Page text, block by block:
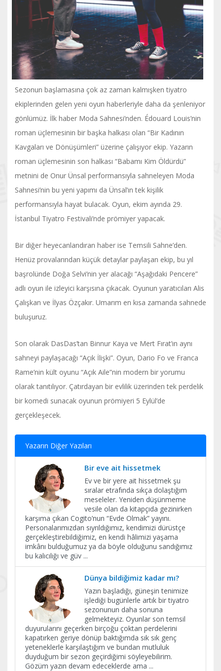
Sezonun başlamasına çok az zaman kalmışken tiyatro
ekiplerinden gelen yeni oyun haberleriyle daha da şenleniyor
gönlümüz. İlk haber Moda Sahnesi’nden. Édouard Louis’nin
roman üçlemesinin bir başka halkası olan “Bir Kadının
Kavgaları ve Dönüşümleri” üzerine çalışıyor ekip. Yazarın
roman üçlemesinin son halkası “Babamı Kim Öldürdü”
metnini de Onur Ünsal performansıyla sahneleyen Moda
Sahnesi’nin bu yeni yapımı da Ünsal’ın tek kişilik
performansıyla hayat bulacak. Oyun, ekim ayında 29.
İstanbul Tiyatro Festivali’nde prömiyer yapacak.
Bir diğer heyecanlandıran haber ise Temsili Sahne’den.
Henüz provalarından küçük detaylar paylaşan ekip, bu yıl
başrolünde Doğa Selvi’nin yer alacağı “Aşağıdaki Pencere”
adlı oyun ile izleyici karşısına çıkacak. Oyunun yaratıcıları Alis
Çalışkan ve İlyas Özçakır. Umarım en kısa zamanda sahnede
buluşuruz.
Son olarak DasDas’tan Binnur Kaya ve Mert Fırat’ın aynı
sahneyi paylaşacağı “Açık İlişki”. Oyun, Dario Fo ve Franca
Rame’nin kült oyunu “Açık Aile”nin modern bir yorumu
olarak tanıtılıyor. Çatırdayan bir evlilik üzerinden tek perdelik
bir komedi sunacak oyunun prömiyeri 5 Eylül’de
gerçekleşecek.
Yazarın Diğer Yazıları
Bir eve ait hissetmek
Ev ve bir yere ait hissetmek şu
sıralar etrafında sıkça dolaştığım
meseleler. Yeniden düşünmeme
vesile olan da kitapçıda gezinirken
karşıma çıkan Cogito’nun “Evde Olmak” yayını.
Personalarımızdan sıyrıldığımız, kendimizi dürüstçe
gerçekleştirebildiğimiz, en kendi hâlimizi yaşama
imkânı bulduğumuz ya da böyle olduğunu sandığımız
bu kalıcılığı ve güv ...
Dünya bildiğimiz kadar mı?
Yazın başladığı, güneşin tenimize
işlediği bugünlerle artık bir tiyatro
sezonunun daha sonuna
gelmekteyiz. Oyunlar son temsil
duyurularını geçerken birçoğu çoktan perdelerini
kapatırken geriye dönüp baktığımda sık sık genç
yeteneklerle karşılaştığım ve bundan mutluluk
duyduğum bir sezon geçirdiğimi söyleyebilirim.
Gözüm yazın devam edeceklerde ama ...